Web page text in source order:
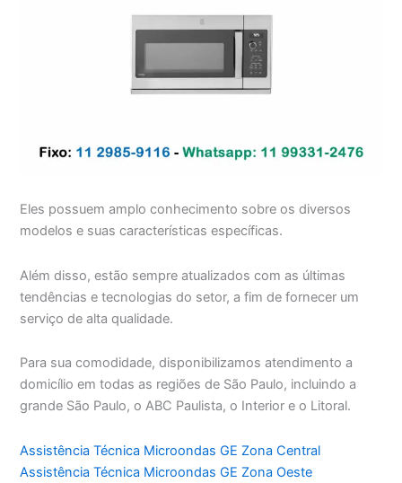
Eles possuem amplo conhecimento sobre os diversos
modelos e suas características específicas.
Além disso, estão sempre atualizados com as últimas
tendências e tecnologias do setor, a fim de fornecer um
serviço de alta qualidade.
Para sua comodidade, disponibilizamos atendimento a
domicílio em todas as regiões de São Paulo, incluindo a
grande São Paulo, o ABC Paulista, o Interior e o Litoral.
Assistência Técnica Microondas GE Zona Central
Assistência Técnica Microondas GE Zona Oeste